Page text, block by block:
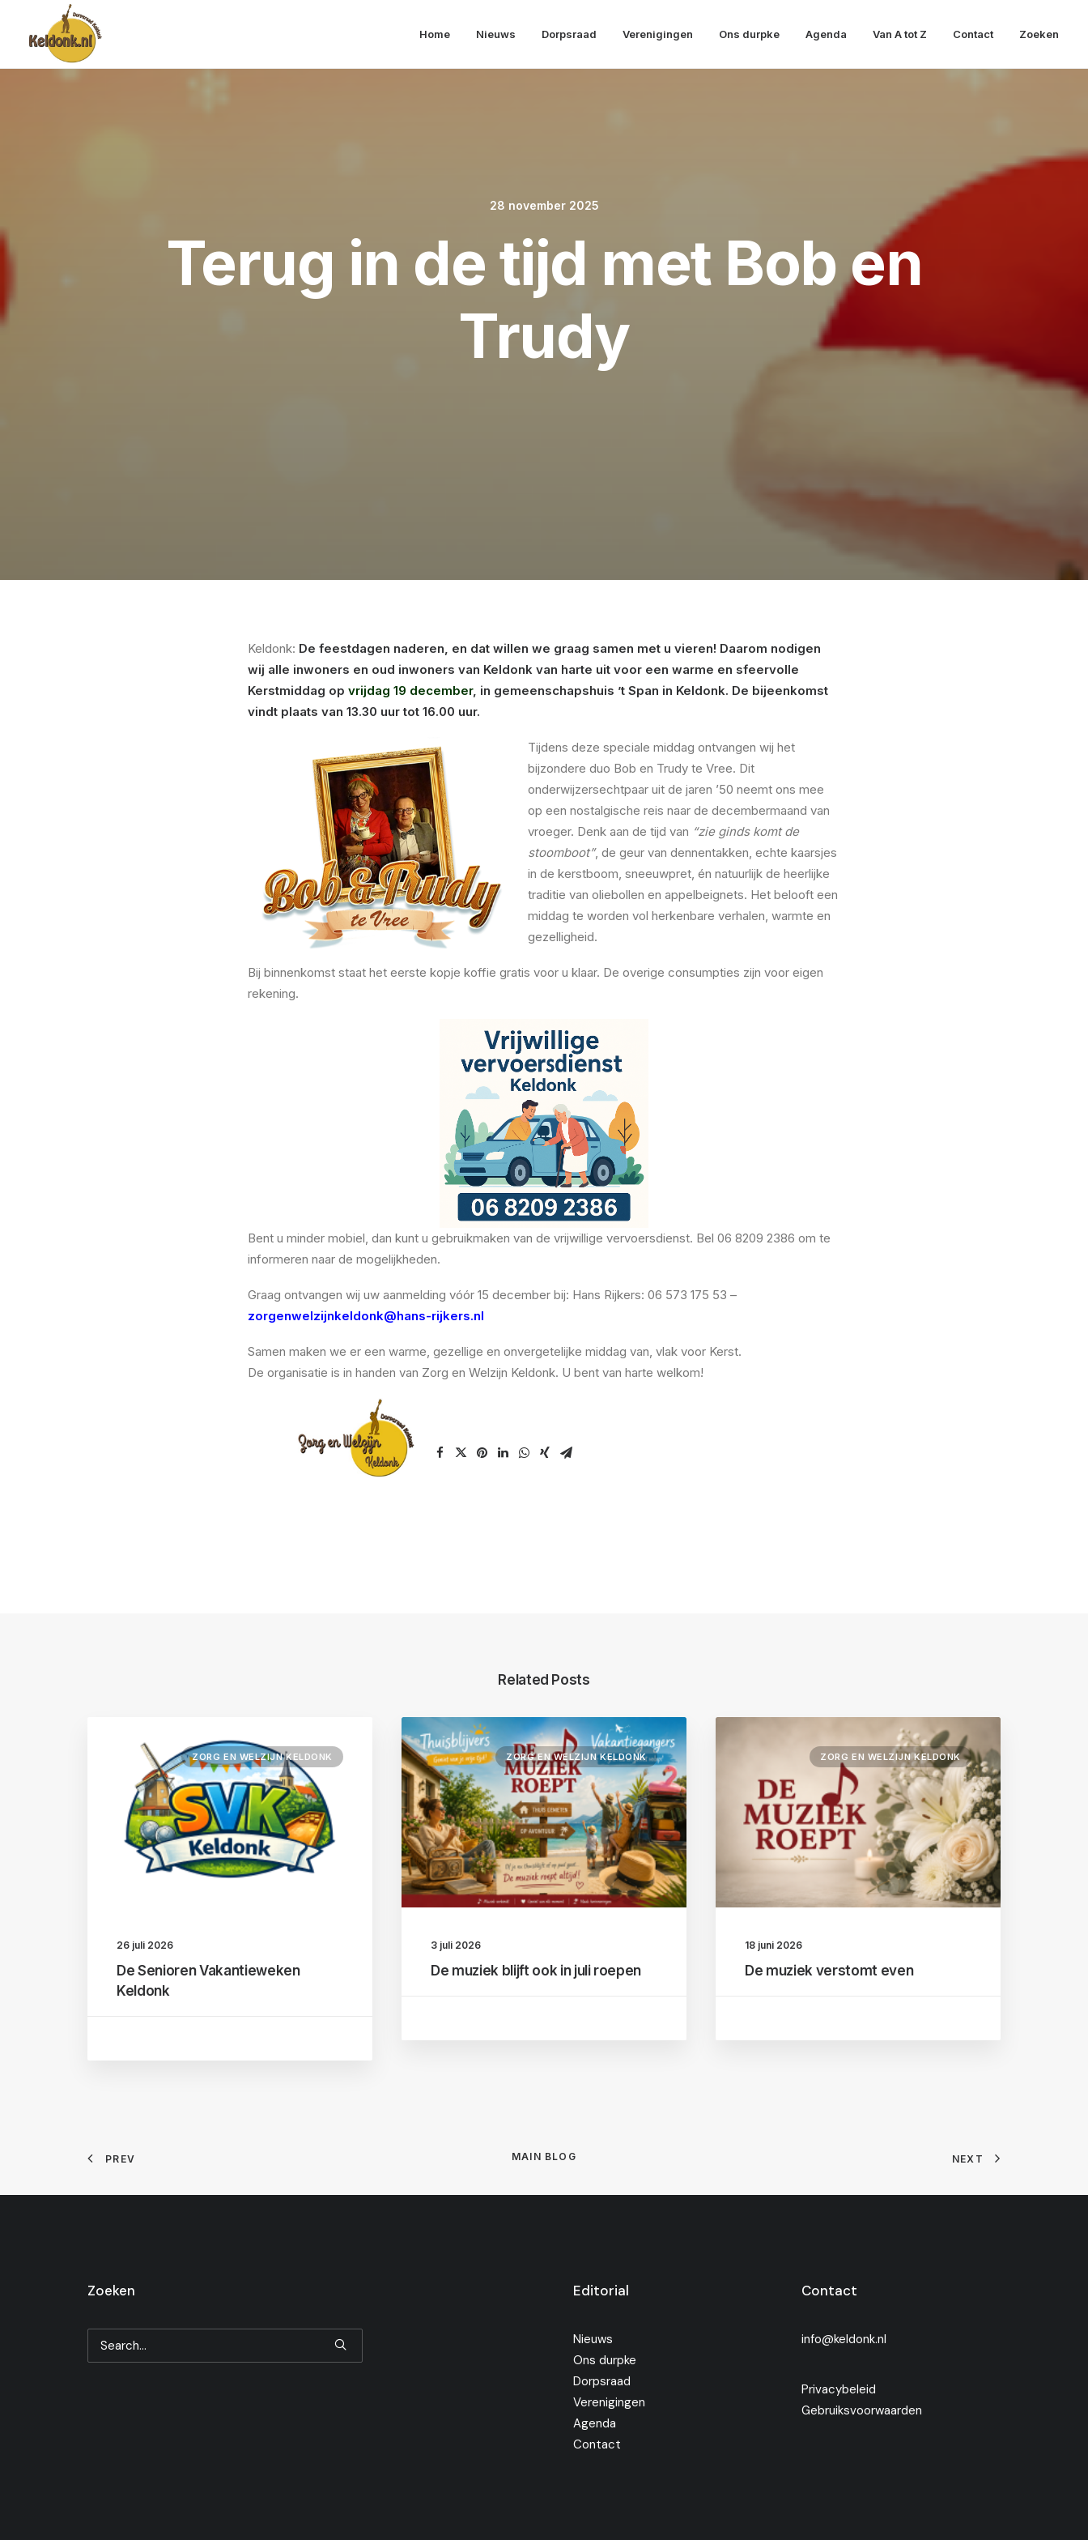
Home Nieuws Dorpsraad Verenigingen Ons durpke Agenda Van A tot Z Contact Zoeken
28 november 2025
Terug in de tijd met Bob en
Trudy
Keldonk: De feestdagen naderen, en dat willen we graag samen met u vieren! Daarom nodigen
wij alle inwoners en oud inwoners van Keldonk van harte uit voor een warme en sfeervolle
Kerstmiddag op vrijdag 19 december, in gemeenschapshuis ’t Span in Keldonk. De bijeenkomst
vindt plaats van 13.30 uur tot 16.00 uur.
Tijdens deze speciale middag ontvangen wij het
bijzondere duo Bob en Trudy te Vree. Dit
onderwijzersechtpaar uit de jaren ’50 neemt ons mee
op een nostalgische reis naar de decembermaand van
vroeger. Denk aan de tijd van “zie ginds komt de
stoomboot”, de geur van dennentakken, echte kaarsjes
in de kerstboom, sneeuwpret, én natuurlijk de heerlijke
traditie van oliebollen en appelbeignets. Het belooft een
middag te worden vol herkenbare verhalen, warmte en
gezelligheid.
Bij binnenkomst staat het eerste kopje koffie gratis voor u klaar. De overige consumpties zijn voor eigen
rekening.
Bent u minder mobiel, dan kunt u gebruikmaken van de vrijwillige vervoersdienst. Bel 06 8209 2386 om te
informeren naar de mogelijkheden.
Graag ontvangen wij uw aanmelding vóór 15 december bij: Hans Rijkers: 06 573 175 53 –
zorgenwelzijnkeldonk@hans-rijkers.nl
Samen maken we er een warme, gezellige en onvergetelijke middag van, vlak voor Kerst.
De organisatie is in handen van Zorg en Welzijn Keldonk. U bent van harte welkom!
Related Posts
ZORG EN WELZIJN KELDONK
26 juli 2026
De Senioren Vakantieweken
Keldonk
ZORG EN WELZIJN KELDONK
3 juli 2026
De muziek blijft ook in juli roepen
ZORG EN WELZIJN KELDONK
18 juni 2026
De muziek verstomt even
PREV MAIN BLOG NEXT
Zoeken Editorial
Nieuws
Ons durpke
Dorpsraad
Verenigingen
Agenda
Contact
Contact
info@keldonk.nl
Privacybeleid
Gebruiksvoorwaarden